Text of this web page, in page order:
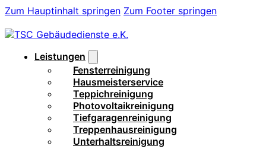
Zum Hauptinhalt springen Zum Footer springen
Leistungen
Fensterreinigung
Hausmeisterservice
Teppichreinigung
Photovoltaikreinigung
Tiefgaragenreinigung
Treppenhausreinigung
Unterhaltsreinigung